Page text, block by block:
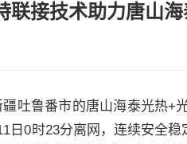
联接技术助力唐山
吐鲁番市的唐山海泰光热+
日0时23分离网，连续安全